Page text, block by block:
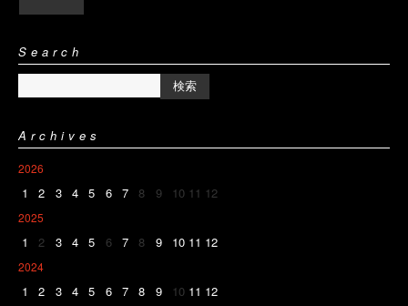
Search
Archives
2026
1 2 3 4 5 6 7 8 9 10 11 12
2025
1 2 3 4 5 6 7 8 9 10 11 12
2024
1 2 3 4 5 6 7 8 9 10 11 12